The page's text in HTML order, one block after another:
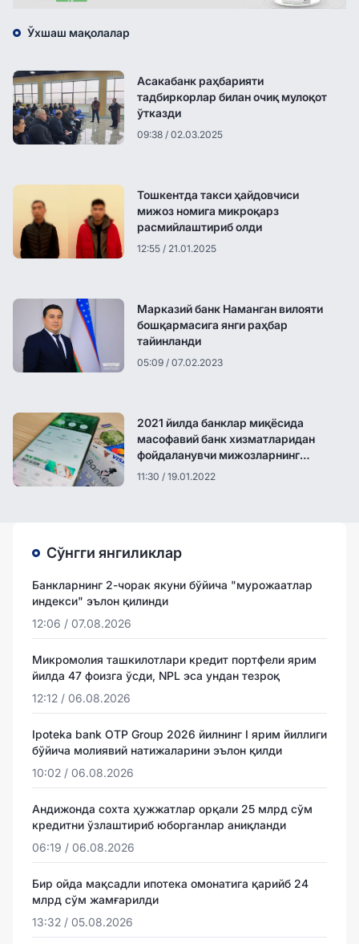
Ўхшаш мақолалар
Асакабанк раҳбарияти
тадбиркорлар билан очиқ мулоқот
ўтказди
09:38 / 02.03.2025
Тошкентда такси ҳайдовчиси
мижоз номига микроқарз
расмийлаштириб олди
12:55 / 21.01.2025
Марказий банк Наманган вилояти
бошқармасига янги раҳбар
тайинланди
05:09 / 07.02.2023
2021 йилда банклар миқёсида
масофавий банк хизматларидан
фойдаланувчи мижозларнинг
мутлақ сони 5,7 млнга кўпайди
11:30 / 19.01.2022
Сўнгги янгиликлар
Банкларнинг 2-чорак якуни бўйича "мурожаатлар
индекси" эълон қилинди
12:06 / 07.08.2026
Микромолия ташкилотлари кредит портфели ярим
йилда 47 фоизга ўсди, NPL эса ундан тезроқ
12:12 / 06.08.2026
Ipoteka bank OTP Group 2026 йилнинг I ярим йиллиги
бўйича молиявий натижаларини эълон қилди
10:02 / 06.08.2026
Андижонда сохта ҳужжатлар орқали 25 млрд сўм
кредитни ўзлаштириб юборганлар аниқланди
06:19 / 06.08.2026
Бир ойда мақсадли ипотека омонатига қарийб 24
млрд сўм жамғарилди
13:32 / 05.08.2026